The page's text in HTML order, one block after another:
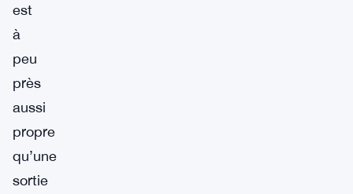
est
à
peu
près
aussi
propre
qu’une
sortie